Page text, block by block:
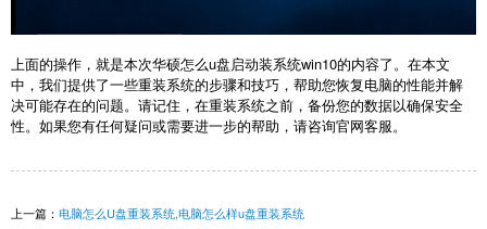
上面的操作，就是本次华硕怎么u盘启动装系统win10的内容了。在本文
中，我们提供了一些重装系统的步骤和技巧，帮助您恢复电脑的性能并解
决可能存在的问题。请记住，在重装系统之前，备份您的数据以确保安全
性。如果您有任何疑问或需要进一步的帮助，请咨询官网客服。
上一篇： 电脑怎么U盘重装系统,电脑怎么样u盘重装系统